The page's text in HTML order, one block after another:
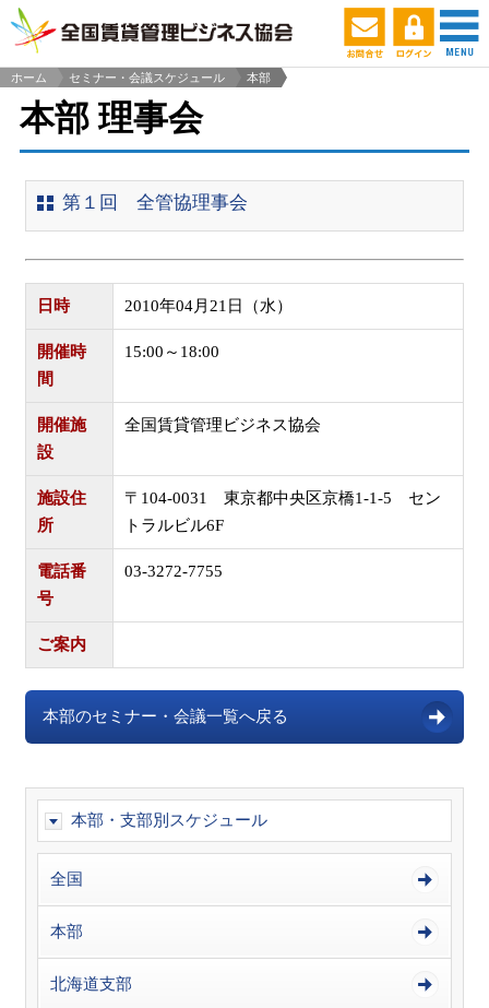
ホーム
セミナー・会議スケジュール
本部
本部 理事会
第１回 全管協理事会
日時 2010年04月21日（水）
開催時
間
15:00～18:00
開催施
設
全国賃貸管理ビジネス協会
施設住
所
〒104-0031 東京都中央区京橋1-1-5 セン
トラルビル6F
電話番
号
03-3272-7755
ご案内
本部のセミナー・会議一覧へ戻る
本部・支部別スケジュール
全国
本部
北海道支部